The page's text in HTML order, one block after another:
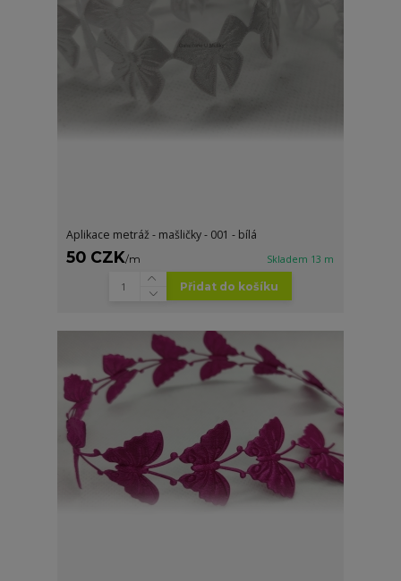
Aplikace metráž - mašličky - 001 - bílá
50 CZK/m Skladem 13 m
Přidat do košíku